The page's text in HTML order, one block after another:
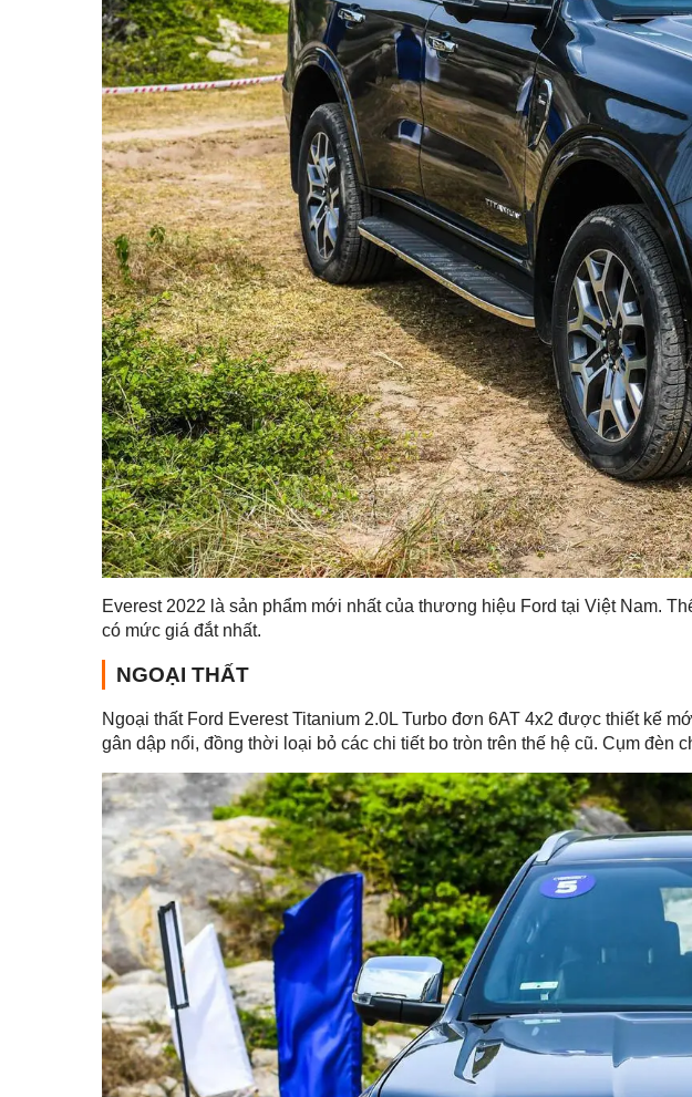
Everest 2022 là sản phẩm mới nhất của thương hiệu Ford tại Việt Nam.
có mức giá đắt nhất.
NGOẠI THẤT
Ngoại thất Ford Everest Titanium 2.0L Turbo đơn 6AT 4x2 được thiết kế
gân dập nổi, đồng thời loại bỏ các chi tiết bo tròn trên thế hệ cũ. Cụm